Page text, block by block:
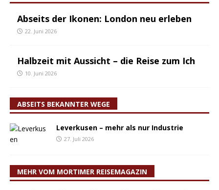
Abseits der Ikonen: London neu erleben
22. Juni 2026
Halbzeit mit Aussicht – die Reise zum Ich
10. Juni 2026
ABSEITS BEKANNTER WEGE
Leverkusen – mehr als nur Industrie
27. Juli 2026
MEHR VOM MORTIMER REISEMAGAZIN